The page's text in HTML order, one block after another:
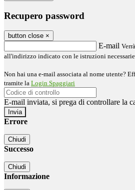
Recupero password
button close ×
E-mail
all'indirizzo indicato con le istruzioni
Non hai una e-mail associata al nome utente?
tramite la Login Spaggiari
E-mail inviata, si prega di controllare la
Errore
Chiudi
Successo
Chiudi
Informazione